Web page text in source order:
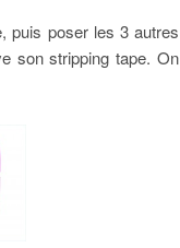
puis poser les 3 autres
son stripping tape. On